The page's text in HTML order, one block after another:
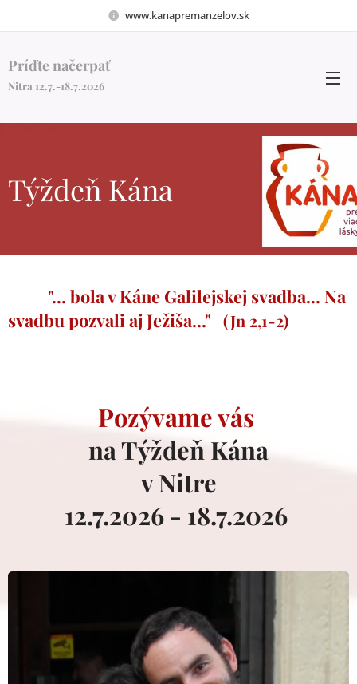
www.kanapremanzelov.sk
Príďte načerpať
Nitra 12.7.-18.7.2026
Týždeň Kána
"... bola v Káne Galilejskej svadba... Na
svadbu pozvali aj Ježiša..." (Jn 2,1-2)
Pozývame vás
na Týždeň Kána
v Nitre
12.7.2026 - 18.7.2026